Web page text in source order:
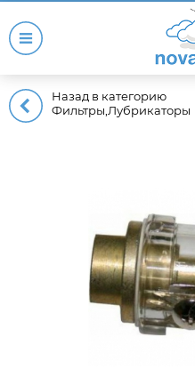
Назад в категорию
Фильтры,Лубрикаторы